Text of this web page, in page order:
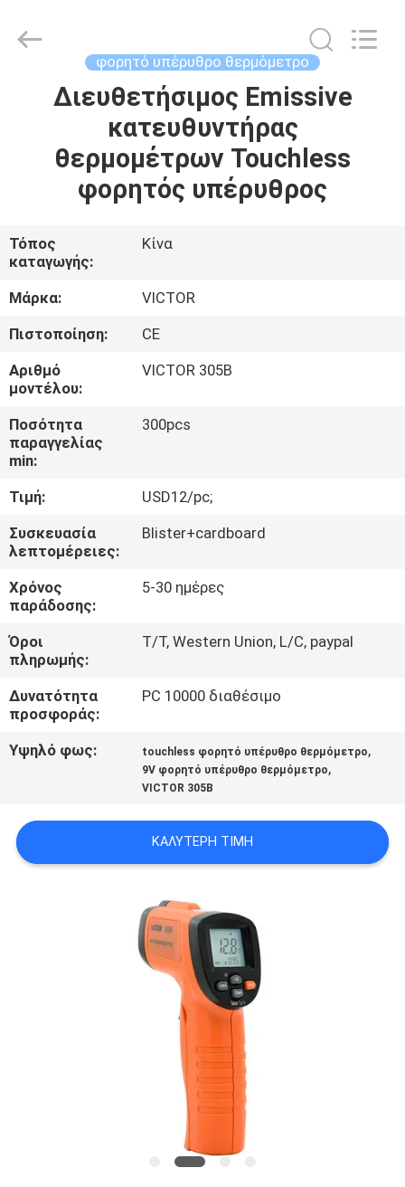
ΣΠΊΤΙ
ΠΡΟΪΌΝΤΑ
ΠΕΡΊΠΟΥ
ΕΜΕΊΣ
ΓΎΡΟΣ
ΕΡΓΟΣΤΑΣΊΩΝ
ΠΟΙΟΤΙΚΌΣ
ΈΛΕΓΧΟΣ
ΕΛΆΤΕ
ΣΕ
ΕΠΑΦΉ
ΜΕ
ΕΙΔΉΣΕΙΣ
ΠΕΡΙΠΤΏΣΕΙΣ
PRIVACY
POLICY
Rights
φορητό υπέρυθρο θερμόμετρο
Διευθετήσιμος Emissive
κατευθυντήρας
θερμομέτρων Touchless
φορητός υπέρυθρος
Τόπος
καταγωγής:
Κίνα
Μάρκα:
VICTOR
Πιστοποίηση:
CE
Αριθμό
μοντέλου:
VICTOR 305B
Ποσότητα
παραγγελίας
min:
300pcs
Τιμή:
USD12/pc;
Συσκευασία
λεπτομέρειες:
Blister+cardboard
Χρόνος
παράδοσης:
5-30 ημέρες
Όροι
πληρωμής:
T/T, Western Union, L/C, paypal
Δυνατότητα
προσφοράς:
PC 10000 διαθέσιμο
Υψηλό φως: touchless φορητό υπέρυθρο θερμόμετρο,
9V φορητό υπέρυθρο θερμόμετρο,
VICTOR 305B
ΚΑΛΎΤΕΡΗ ΤΙΜΉ